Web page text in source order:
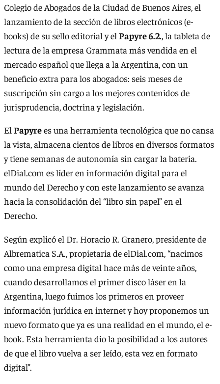
Colegio de Abogados de la Ciudad de Buenos Aires, el
lanzamiento de la sección de libros electrónicos (e-
books) de su sello editorial y el Papyre 6.2., la tableta de
lectura de la empresa Grammata más vendida en el
mercado español que llega a la Argentina, con un
beneficio extra para los abogados: seis meses de
suscripción sin cargo a los mejores contenidos de
jurisprudencia, doctrina y legislación.
El Papyrees una herramienta tecnológica que no cansa
la vista, almacena cientos de libros en diversos formatos
y tiene semanas de autonomía sin cargar la batería.
elDial.com es líder en información digital para el
mundo del Derecho y con este lanzamiento se avanza
hacia la consolidación del “libro sin papel” en el
Derecho.
Según explicó el Dr. Horacio R. Granero, presidente de
Albrematica S.A., propietaria de elDial.com, “nacimos
como una empresa digital hace más de veinte años,
cuando desarrollamos el primer disco láser en la
Argentina, luego fuimos los primeros en proveer
información jurídica en internet y hoy proponemos un
nuevo formato que ya es una realidad en el mundo, el e-
book. Esta herramienta dio la posibilidad a los autores
de que el libro vuelva a ser leído, esta vez en formato
digital”.